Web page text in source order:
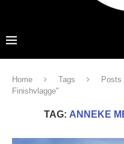
Home Tags
Posts
Finishvlagge"
TAG: ANNEKE